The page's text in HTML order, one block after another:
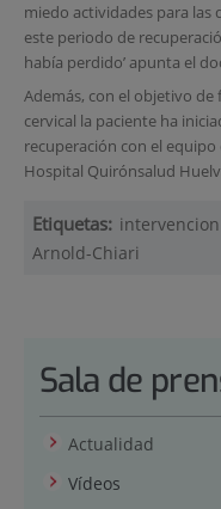
miedo actividades para las
este periodo de
había perdido’ apunta el
Además, con el objetivo
cervical la paciente ha
recuperación con el equipo
Hospital Quirónsalud
Etiquetas: intervencion
Arnold-Chiari
Sala de
Actualidad
Vídeos